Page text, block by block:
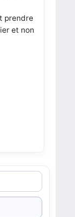
prendre
et non